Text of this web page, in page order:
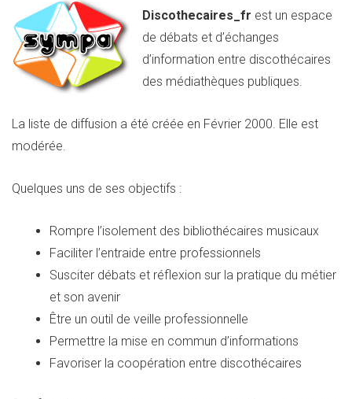
Discothecaires_fr est un espace
de débats et d’échanges
d’information entre discothécaires
des médiathèques publiques.
La liste de diffusion a été créée en Février 2000. Elle est
modérée.
Quelques uns de ses objectifs :
Rompre l’isolement des bibliothécaires musicaux
Faciliter l’entraide entre professionnels
Susciter débats et réflexion sur la pratique du métier
et son avenir
Être un outil de veille professionnelle
Permettre la mise en commun d’informations
Favoriser la coopération entre discothécaires